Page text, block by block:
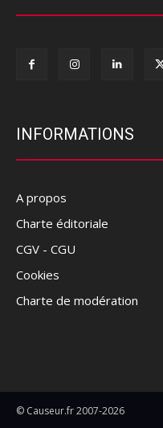
INFORMATIONS
A propos
Charte éditoriale
CGV - CGU
Cookies
Charte de modération
© Causeur.fr 2007-2026